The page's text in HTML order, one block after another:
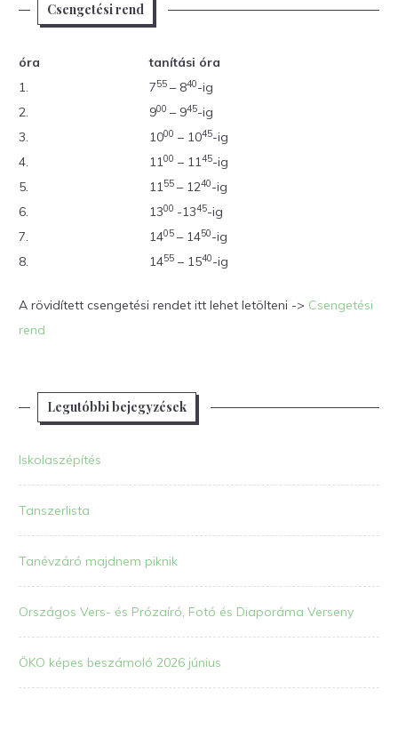
Csengetési rend
óra
tanítási óra
1.
755 – 840-ig
2.
900 – 945-ig
3.
1000 – 1045-ig
4.
1100 – 1145-ig
5.
1155 – 1240-ig
6.
1300 -1345-ig
7.
1405 – 1450-ig
8.
1455 – 1540-ig
A rövidített csengetési rendet itt lehet letölteni -> Csengetési
rend
Legutóbbi bejegyzések
Iskolaszépítés
Tanszerlista
Tanévzáró majdnem piknik
Országos Vers- és Prózaíró, Fotó és Diaporáma Verseny
ÖKO képes beszámoló 2026 június